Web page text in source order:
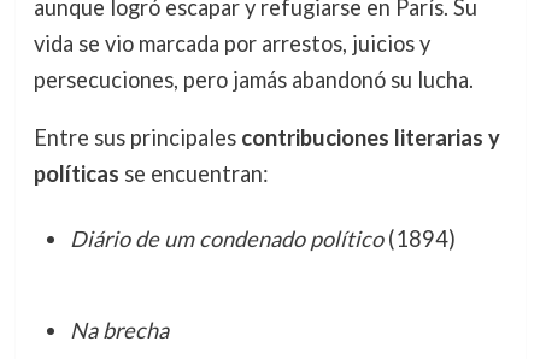
aunque logró escapar y refugiarse en París. Su
vida se vio marcada por arrestos, juicios y
persecuciones, pero jamás abandonó su lucha.
Entre sus principales contribuciones literarias y
políticas se encuentran:
Diário de um condenado político(1894)
Na brecha